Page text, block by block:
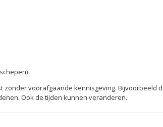
zonder voorafgaande kennisgeving. Bijvoorbeeld
Ook de tijden kunnen veranderen.